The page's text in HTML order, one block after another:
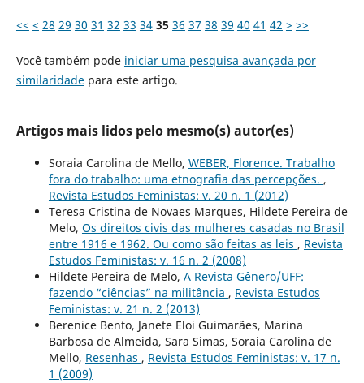
<< < 28 29 30 31 32 33 34 35 36 37 38 39 40 41 42 > >>
Você também pode iniciar uma pesquisa avançada por
similaridadepara este artigo.
Artigos mais lidos pelo mesmo(s) autor(es)
Soraia Carolina de Mello, WEBER, Florence. Trabalho
fora do trabalho: uma etnografia das percepções. ,
Revista Estudos Feministas: v. 20 n. 1 (2012)
Teresa Cristina de Novaes Marques, Hildete Pereira de
Melo, Os direitos civis das mulheres casadas no Brasil
entre 1916 e 1962. Ou como são feitas as leis , Revista
Estudos Feministas: v. 16 n. 2 (2008)
Hildete Pereira de Melo, A Revista Gênero/UFF:
fazendo “ciências” na militância , Revista Estudos
Feministas: v. 21 n. 2 (2013)
Berenice Bento, Janete Eloi Guimarães, Marina
Barbosa de Almeida, Sara Simas, Soraia Carolina de
Mello, Resenhas , Revista Estudos Feministas: v. 17 n.
1 (2009)